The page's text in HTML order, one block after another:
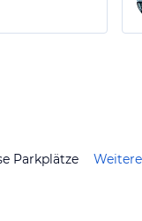
Parkplätze